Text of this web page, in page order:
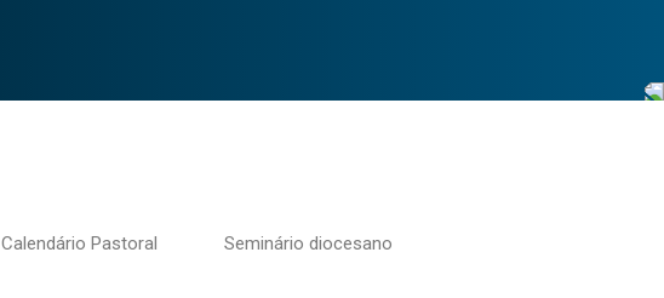
Calendário Pastoral Seminário diocesano